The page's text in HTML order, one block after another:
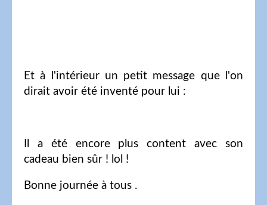
Et à l'intérieur un petit message que l'on
dirait avoir été inventé pour lui :
Il a été encore plus content avec son
cadeau bien sûr ! lol !
Bonne journée à tous .